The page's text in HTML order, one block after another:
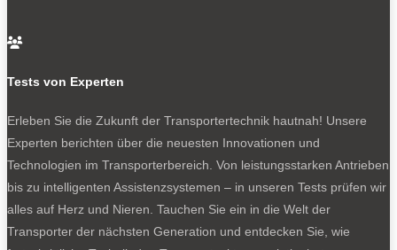

Tests von Experten
Erleben Sie die Zukunft der Transportertechnik hautnah! Unsere
Experten berichten über die neuesten Innovationen und
Technologien im Transporterbereich. Von leistungsstarken Antrieben
bis zu intelligenten Assistenzsystemen – in unseren Tests prüfen wir
alles auf Herz und Nieren. Tauchen Sie ein in die Welt der
Transporter der nächsten Generation und entdecken Sie, wie